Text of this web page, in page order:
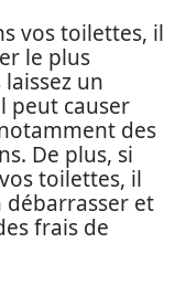
vos toilettes, il
le plus
un
peut causer
des
De plus, si
toilettes, il
débarrasser et
frais de